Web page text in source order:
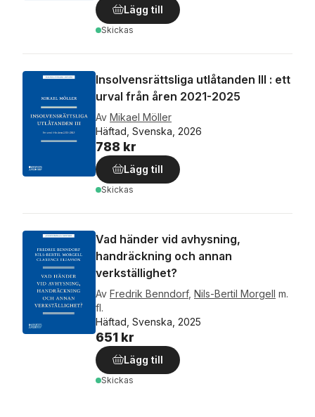
Lägg till
Skickas
Insolvensrättsliga utlåtanden III : ett
urval från åren 2021-2025
Av Mikael Möller
Häftad, Svenska, 2026
788 kr
Lägg till
Skickas
Vad händer vid avhysning,
handräckning och annan
verkställighet?
Av Fredrik Benndorf, Nils-Bertil Morgell m.
fl.
Häftad, Svenska, 2025
651 kr
Lägg till
Skickas